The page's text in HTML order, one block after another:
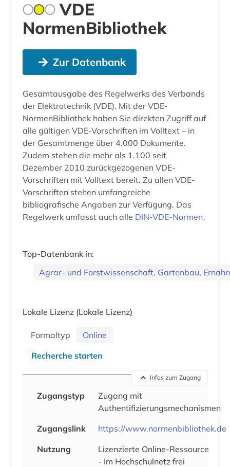
VDE
NormenBibliothek
Zur Datenbank
Gesamtausgabe des Regelwerks des Verbands
der Elektrotechnik (VDE). Mit der VDE-
NormenBibliothek haben Sie direkten Zugriff auf
alle gültigen VDE-Vorschriften im Volltext – in
der Gesamtmenge über 4.000 Dokumente.
Zudem stehen die mehr als 1.100 seit
Dezember 2010 zurückgezogenen VDE-
Vorschriften mit Volltext bereit. Zu allen VDE-
Vorschriften stehen umfangreiche
bibliografische Angaben zur Verfügung. Das
Regelwerk umfasst auch alle DIN-VDE-Normen.
Top-Datenbank in:
Agrar- und Forstwissenschaft, Gartenbau,
Lokale Lizenz (Lokale Lizenz)
Formaltyp
Online
Recherche starten
Infos zum Zugang
Zugangstyp
Zugang mit
Authentifizierungsmechanismen
Zugangslink
https://www.normenbibliothek.de
Nutzung
Lizenzierte Online-Ressource
- Im Hochschulnetz frei